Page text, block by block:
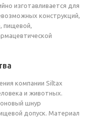
изготавливается для
конструкций,
пищевой,
компании Siltax
и животных.
шнур
допуск. Материал